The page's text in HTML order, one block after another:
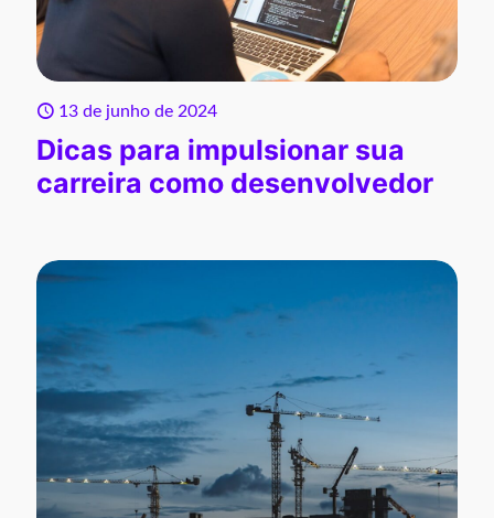
13 de junho de 2024
Dicas para impulsionar sua
carreira como desenvolvedor